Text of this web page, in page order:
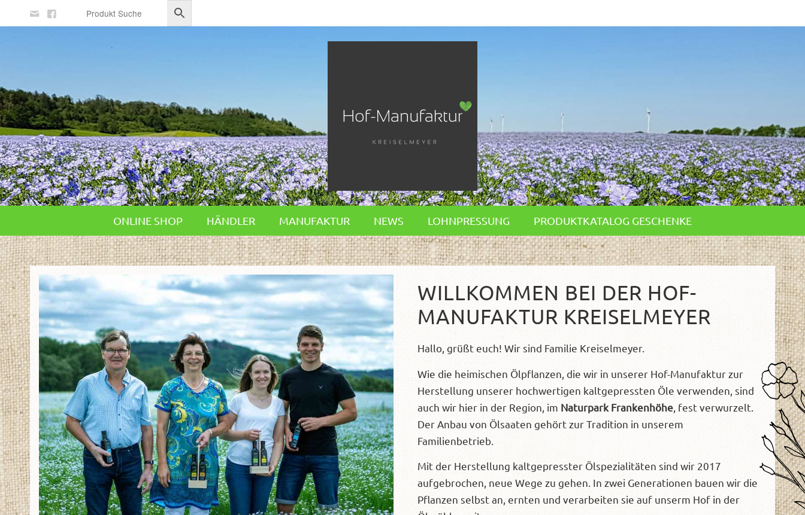
ONLINE SHOP HÄNDLER MANUFAKTUR NEWS LOHNPRESSUNG PRODUKTKATALOG GESCHENKE
WILLKOMMEN BEI DER HOF-
MANUFAKTUR KREISELMEYER
Hallo, grüßt euch! Wir sind Familie Kreiselmeyer.
Wie die heimischen Ölpflanzen, die wir in unserer Hof-Manufaktur zur
Herstellung unserer hochwertigen kaltgepressten Öle verwenden, sind
auch wir hier in der Region, im Naturpark Frankenhöhe , fest verwurzelt.
Der Anbau von Ölsaaten gehört zur Tradition in unserem
Familienbetrieb.
Mit der Herstellung kaltgepresster Ölspezialitäten sind wir 2017
aufgebrochen, neue Wege zu gehen. In zwei Generationen bauen wir die
Pflanzen selbst an, ernten und verarbeiten sie auf unserm Hof in der